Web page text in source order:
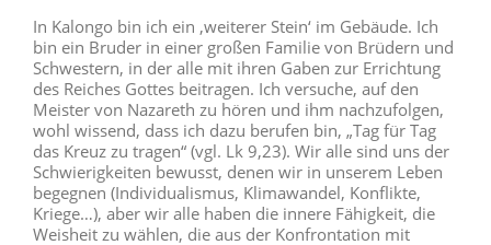
In Kalongo bin ich ein ‚weiterer Stein‘ im Gebäude. Ich
bin ein Bruder in einer großen Familie von Brüdern und
Schwestern, in der alle mit ihren Gaben zur Errichtung
des Reiches Gottes beitragen. Ich versuche, auf den
Meister von Nazareth zu hören und ihm nachzufolgen,
wohl wissend, dass ich dazu berufen bin, „Tag für Tag
das Kreuz zu tragen“ (vgl. Lk 9,23). Wir alle sind uns der
Schwierigkeiten bewusst, denen wir in unserem Leben
begegnen (Individualismus, Klimawandel, Konflikte,
Kriege…), aber wir alle haben die innere Fähigkeit, die
Weisheit zu wählen, die aus der Konfrontation mit